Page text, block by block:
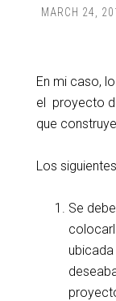
MARCH 24,
En mi caso,
el proyecto
que
Los
Se